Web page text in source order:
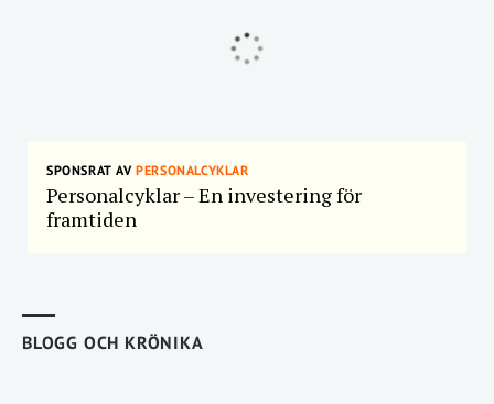
SPONSRAT AVPERSONALCYKLAR
Personalcyklar – En investering för
framtiden
BLOGG OCH KRÖNIKA